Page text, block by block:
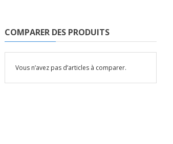
COMPARER DES PRODUITS
Vous n’avez pas d’articles à comparer.